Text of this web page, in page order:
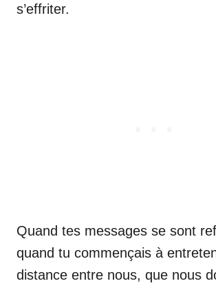
s’effriter.
Quand tes messages se sont
quand tu commençais à
distance entre nous, que nous